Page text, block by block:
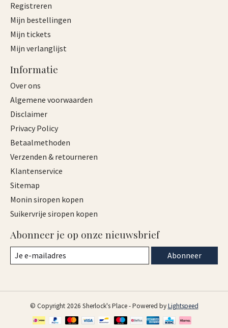
Registreren
Mijn bestellingen
Mijn tickets
Mijn verlanglijst
Informatie
Over ons
Algemene voorwaarden
Disclaimer
Privacy Policy
Betaalmethoden
Verzenden & retourneren
Klantenservice
Sitemap
Monin siropen kopen
Suikervrije siropen kopen
Abonneer je op onze nieuwsbrief
Abonneer
© Copyright 2026 Sherlock's Place - Powered byLightspeed